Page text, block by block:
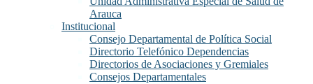
Arauca
Institucional
Consejo Departamental de Política Social
Directorio Telefónico Dependencias
Directorios de Asociaciones y Gremiales
Consejos Departamentales